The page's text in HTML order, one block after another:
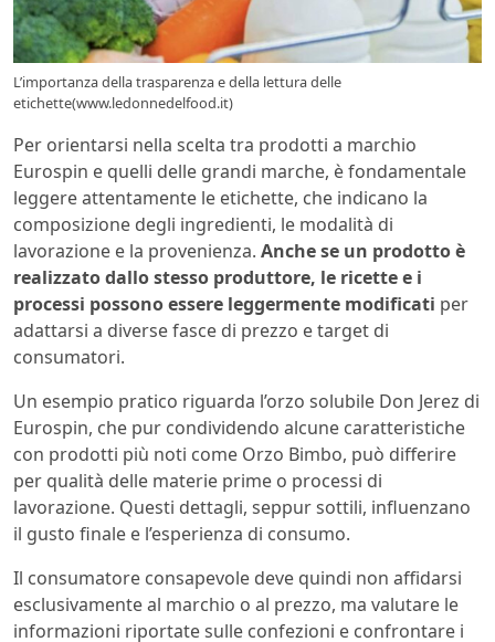
L’importanza della trasparenza e della lettura delle
etichette(www.ledonnedelfood.it)
Per orientarsi nella scelta tra prodotti a marchio
Eurospin e quelli delle grandi marche, è fondamentale
leggere attentamente le etichette, che indicano la
composizione degli ingredienti, le modalità di
lavorazione e la provenienza. Anche se un prodotto è
realizzato dallo stesso produttore, le ricette e i
processi possono essere leggermente modificati per
adattarsi a diverse fasce di prezzo e target di
consumatori.
Un esempio pratico riguarda l’orzo solubile Don Jerez di
Eurospin, che pur condividendo alcune caratteristiche
con prodotti più noti come Orzo Bimbo, può differire
per qualità delle materie prime o processi di
lavorazione. Questi dettagli, seppur sottili, influenzano
il gusto finale e l’esperienza di consumo.
Il consumatore consapevole deve quindi non affidarsi
esclusivamente al marchio o al prezzo, ma valutare le
informazioni riportate sulle confezioni e confrontare i